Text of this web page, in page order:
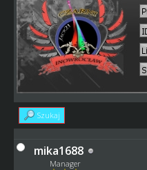
Szukaj
mika1688
Manager